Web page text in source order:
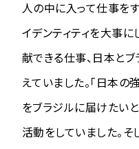
人の中に入って仕事を
イデンティティを大事
献できる仕事、日本と
えていました。「日本の
をブラジルに届けたい
活動をしていました。そ